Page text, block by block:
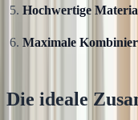
Hochwertige
Maximale
Die ideale